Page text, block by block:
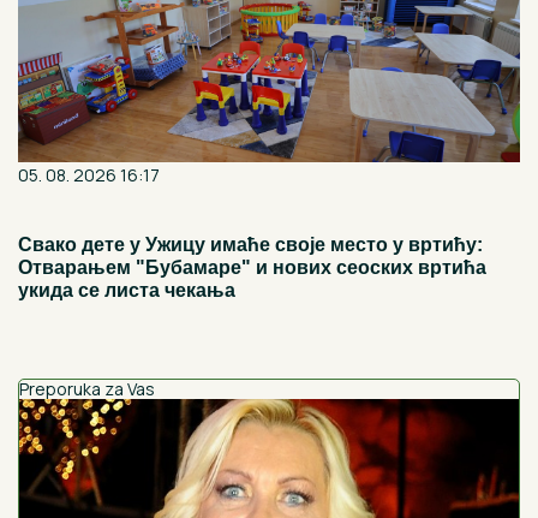
05. 08. 2026 16:17
Свако дете у Ужицу имаће своје место у вртићу:
Отварањем "Бубамаре" и нових сеоских вртића
укида се листа чекања
Preporuka za Vas